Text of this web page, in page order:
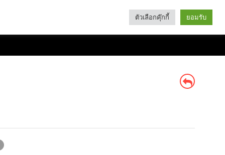
Categories
ตัวเลือกคุ๊กกี้ ยอมรับ